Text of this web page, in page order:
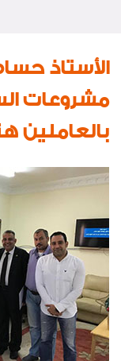
الأستاذ
مشروعات
بالعاملين